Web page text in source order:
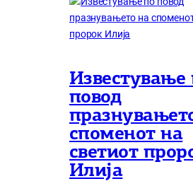
Известување
повод
споменот на
светиот
Илија